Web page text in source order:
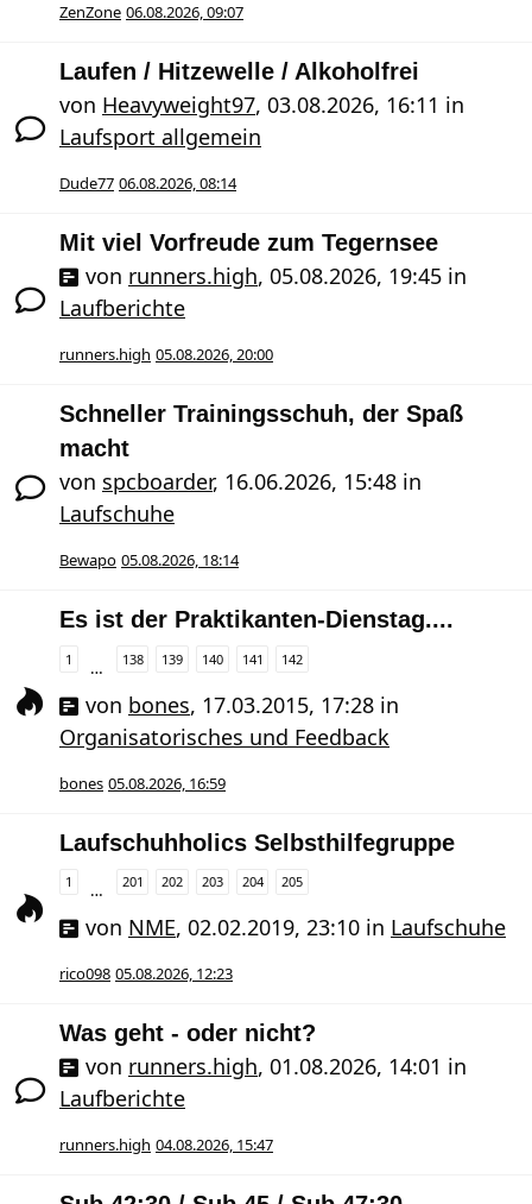
ZenZone 06.08.2026, 09:07
Laufen / Hitzewelle / Alkoholfrei
von Heavyweight97, 03.08.2026, 16:11 in
Laufsport allgemein
Dude77 06.08.2026, 08:14
Mit viel Vorfreude zum Tegernsee
von runners.high, 05.08.2026, 19:45 in
Laufberichte
runners.high 05.08.2026, 20:00
Schneller Trainingsschuh, der Spaß
macht
von spcboarder, 16.06.2026, 15:48 in
Laufschuhe
Bewapo 05.08.2026, 18:14
Es ist der Praktikanten-Dienstag....
1 … 138 139 140 141 142
von bones, 17.03.2015, 17:28 in
Organisatorisches und Feedback
bones 05.08.2026, 16:59
Laufschuhholics Selbsthilfegruppe
1 … 201 202 203 204 205
von NME, 02.02.2019, 23:10 in Laufschuhe
rico098 05.08.2026, 12:23
Was geht - oder nicht?
von runners.high, 01.08.2026, 14:01 in
Laufberichte
runners.high 04.08.2026, 15:47